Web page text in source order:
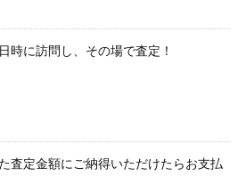
時に訪問し、その場で査定！
査定金額にご納得いただけたらお支払